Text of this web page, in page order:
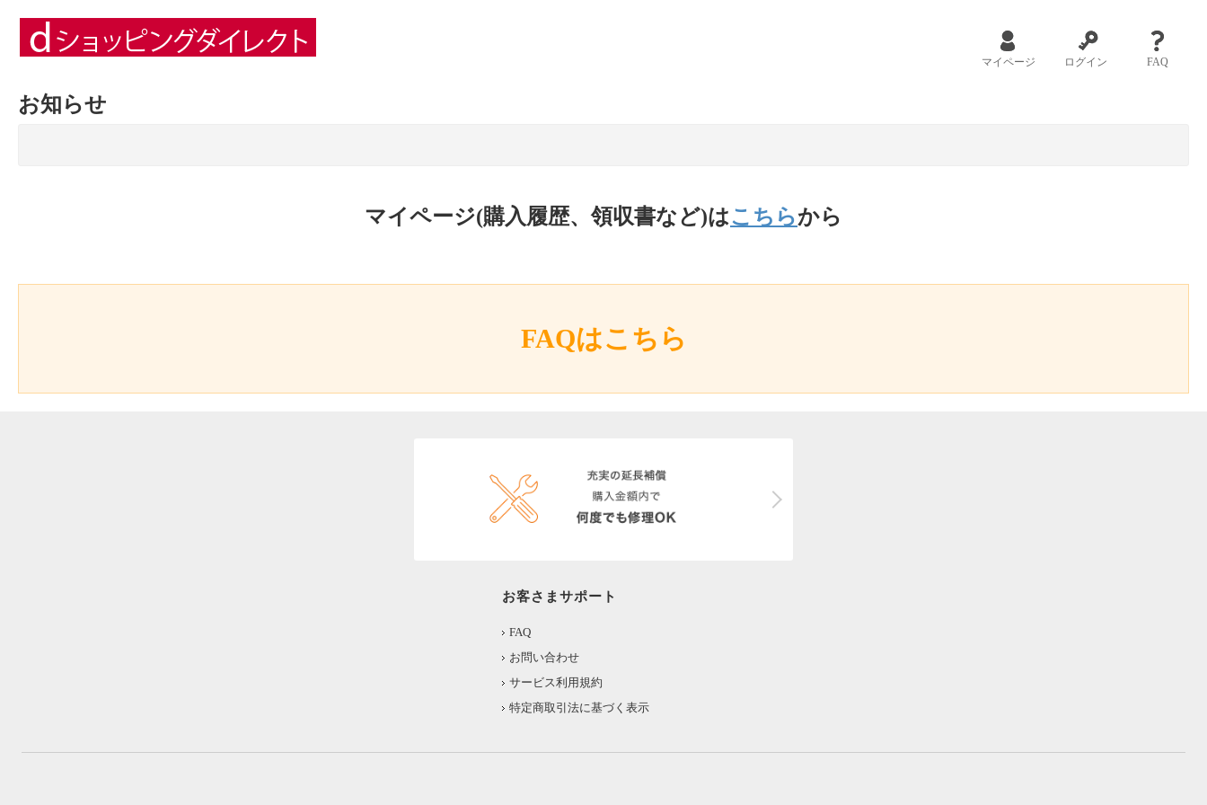
マイページ ログイン FAQ
お知らせ
マイページ(購入履歴、領収書など)はこちらから
FAQはこちら
お客さまサポート
FAQ
お問い合わせ
サービス利用規約
特定商取引法に基づく表示